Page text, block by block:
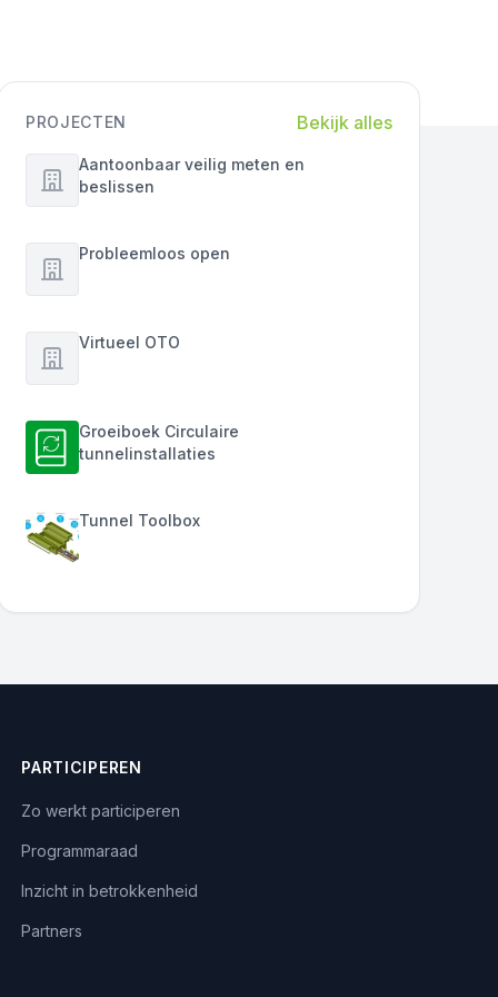
PROJECTEN Bekijk alles
Aantoonbaar veilig meten en
beslissen
Probleemloos open
Virtueel OTO
Groeiboek Circulaire
tunnelinstallaties
Tunnel Toolbox
PARTICIPEREN
Zo werkt participeren
Programmaraad
Inzicht in betrokkenheid
Partners